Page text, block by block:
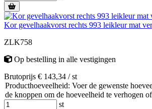
Kor gevelhaakvorst rechts 993 leikleur mat
ZLK758
Op bestelling in alle vestigingen
Brutoprijs € 143,34 / st
Producthoeveelheid: Voer de gewenste
de knoppen om de hoeveelheid te verhogen
st